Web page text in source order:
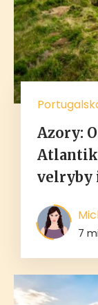
Azory:
velryby
7